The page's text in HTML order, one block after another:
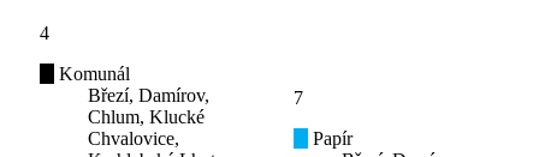
4
Komunál
Březí, Damírov,
Chlum, Klucké
Chvalovice,
7
Papír